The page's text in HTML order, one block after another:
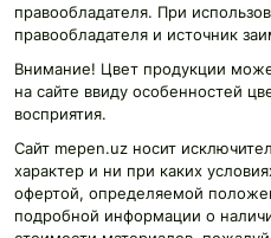
правообладателя. При
правообладателя и источник
Внимание! Цвет продукции
на сайте ввиду особенностей
восприятия.
Сайт mepen.uz носит
характер и ни при каких
офертой, определяемой
подробной информации о